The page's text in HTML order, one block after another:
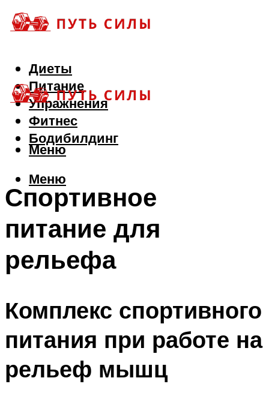
Диеты
Питание
Упражнения
Фитнес
Бодибилдинг
Меню
Меню
Спортивное
питание для
рельефа
Комплекс спортивного
питания при работе на
рельеф мышц